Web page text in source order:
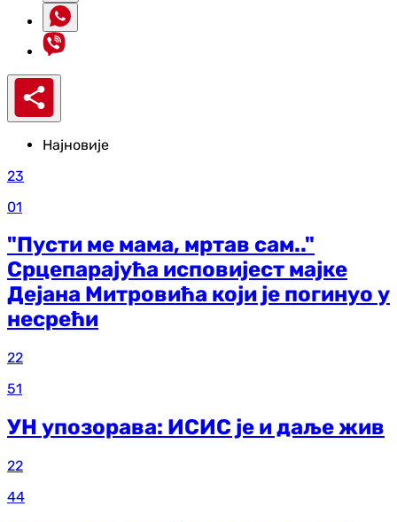
Најновије
23
01
"Пусти ме мама, мртав сам.."
Срцепарајућа исповијест мајке
Дејана Митровића који је погинуо у
несрећи
22
51
УН упозорава: ИСИС је и даље жив
22
44